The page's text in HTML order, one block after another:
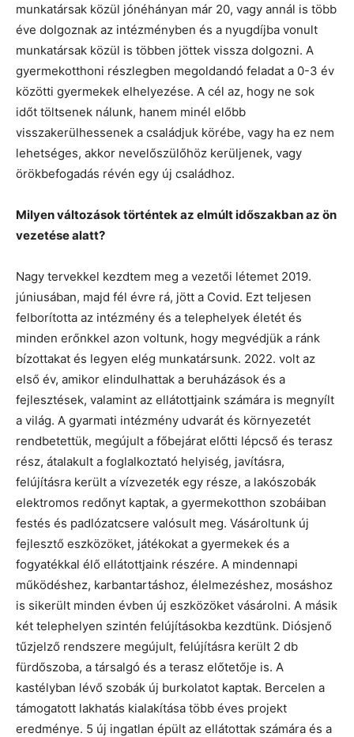
munkatársak közül jónéhányan már 20, vagy annál is több
éve dolgoznak az intézményben és a nyugdíjba vonult
munkatársak közül is többen jöttek vissza dolgozni. A
gyermekotthoni részlegben megoldandó feladat a 0-3 év
közötti gyermekek elhelyezése. A cél az, hogy ne sok
időt töltsenek nálunk, hanem minél előbb
visszakerülhessenek a családjuk körébe, vagy ha ez nem
lehetséges, akkor nevelőszülőhöz kerüljenek, vagy
örökbefogadás révén egy új családhoz.
Milyen változások történtek az elmúlt időszakban az ön
vezetése alatt?
Nagy tervekkel kezdtem meg a vezetői létemet 2019.
júniusában, majd fél évre rá, jött a Covid. Ezt teljesen
felborította az intézmény és a telephelyek életét és
minden erőnkkel azon voltunk, hogy megvédjük a ránk
bízottakat és legyen elég munkatársunk. 2022. volt az
első év, amikor elindulhattak a beruházások és a
fejlesztések, valamint az ellátottjaink számára is megnyílt
a világ. A gyarmati intézmény udvarát és környezetét
rendbetettük, megújult a főbejárat előtti lépcső és terasz
rész, átalakult a foglalkoztató helyiség, javításra,
felújításra került a vízvezeték egy része, a lakószobák
elektromos redőnyt kaptak, a gyermekotthon szobáiban
festés és padlózatcsere valósult meg. Vásároltunk új
fejlesztő eszközöket, játékokat a gyermekek és a
fogyatékkal élő ellátottjaink részére. A mindennapi
működéshez, karbantartáshoz, élelmezéshez, mosáshoz
is sikerült minden évben új eszközöket vásárolni. A másik
két telephelyen szintén felújításokba kezdtünk. Diósjenő
tűzjelző rendszere megújult, felújításra került 2 db
fürdőszoba, a társalgó és a terasz előtetője is. A
kastélyban lévő szobák új burkolatot kaptak. Bercelen a
támogatott lakhatás kialakítása több éves projekt
eredménye. 5 új ingatlan épült az ellátottak számára és a